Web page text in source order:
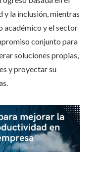
la inclusión, mientras
académico y el sector
conjunto para
soluciones propias,
y proyectar su